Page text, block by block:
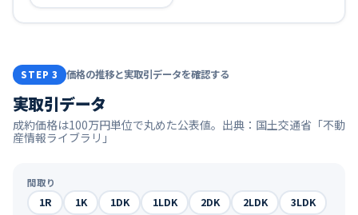
STEP 3 価格の推移と実取引データを確認する
実取引データ
成約価格は100万円単位で丸めた公表値。出典：国土交通省「不動
産情報ライブラリ」
間取り
1R 1K 1DK 1LDK 2DK 2LDK 3LDK